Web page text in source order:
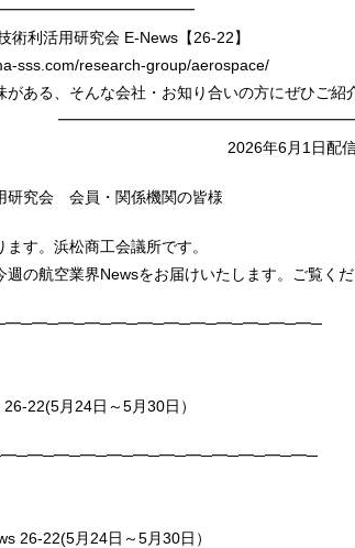
用研究会 E-News【26-22】
sss.com/research-group/aerospace/
がある、そんな会社・お知り合いの方に
年6月1日配
研究会 会員・関係機関の皆様
す。浜松商工会議所です。
週の航空業界Newsをお届けいたします。ご覧くだ
22(5月24日～5月30日）
26-22(5月24日～5月30日）